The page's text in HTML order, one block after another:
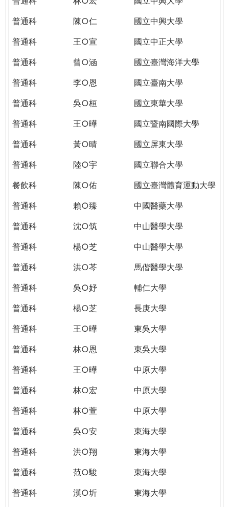
民。
TODAY
WORLD
TOMORROW
YOU
THE
PATH
GLOBAL
普通科
陳○仁
國立中興大學
普通科
王○宣
國立中正大學
普通科
曾○涵
國立臺灣海洋大學
普通科
李○恩
國立臺南大學
普通科
吳○桓
國立東華大學
普通科
王○曄
國立暨南國際大學
普通科
黃○晴
國立屏東大學
普通科
陸○宇
國立聯合大學
餐飲科
陳○佑
國立臺灣體育運動大學
普通科
賴○臻
中國醫藥大學
普通科
沈○筑
中山醫學大學
普通科
楊○芝
中山醫學大學
普通科
洪○芩
馬偕醫學大學
普通科
吳○妤
輔仁大學
普通科
楊○芝
長庚大學
普通科
王○曄
東吳大學
普通科
林○恩
東吳大學
普通科
王○曄
中原大學
普通科
林○宏
中原大學
普通科
林○萱
中原大學
普通科
吳○安
東海大學
普通科
洪○翔
東海大學
普通科
范○駿
東海大學
普通科
漢○圻
東海大學